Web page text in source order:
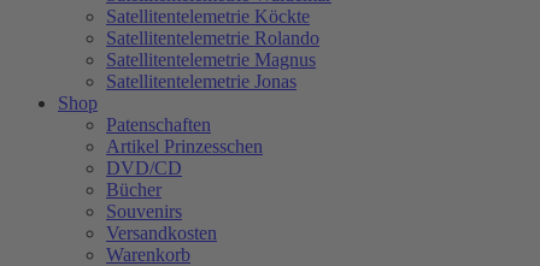
Satellitentelemetrie Köckte
Satellitentelemetrie Rolando
Satellitentelemetrie Magnus
Satellitentelemetrie Jonas
Shop
Patenschaften
Artikel Prinzesschen
DVD/CD
Bücher
Souvenirs
Versandkosten
Warenkorb